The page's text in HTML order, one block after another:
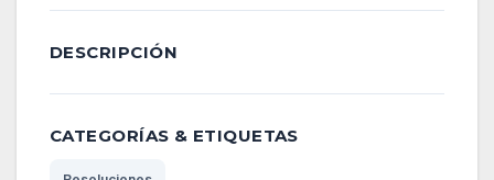
DESCRIPCIÓN
CATEGORÍAS & ETIQUETAS